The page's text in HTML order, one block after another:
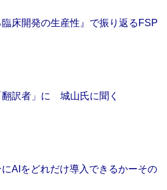
床開発の生産性』で振り返るFSP
翻訳者」に 城山氏に聞く
AIをどれだけ導入できるかーその